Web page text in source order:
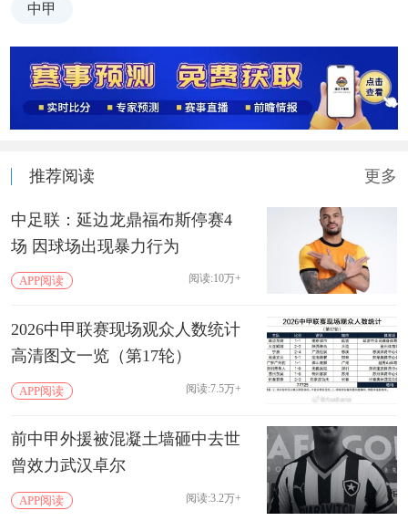
中甲
推荐阅读 更多
中足联：延边龙鼎福布斯停赛4
场 因球场出现暴力行为
APP阅读 阅读:10万+
2026中甲联赛现场观众人数统计
高清图文一览（第17轮）
APP阅读 阅读:7.5万+
前中甲外援被混凝土墙砸中去世
曾效力武汉卓尔
APP阅读 阅读:3.2万+